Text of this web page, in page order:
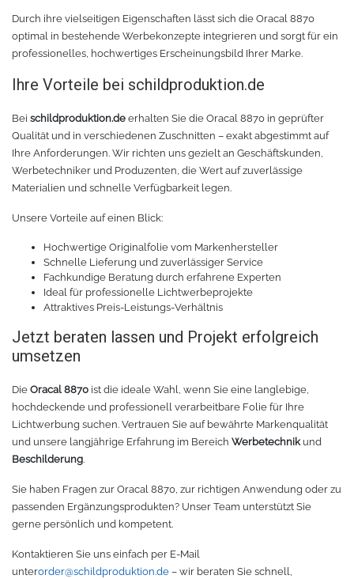
Solar Silber
Farbkarte
Sublimationsmedien
Filament für 3D-Druck
PLA
PETG
ABS
TPU
Spezielle Filamente
Materialien für die Stickerei
Materialien für Laser
Finer
Zubehör Schneideplotter
Tinte
Sublimationsfarbe
Solvent Tinte
Direct to Film Tinte
Direct-to-Film Folie und Kleber
3D Drucker Zubehör
Verschiedenes 3D Drucker Zubehör
3D-Drucker Bauplatte
Durch ihre vielseitigen Eigenschaften lässt sich die Oracal 8870
optimal in bestehende Werbekonzepte integrieren und sorgt für ein
professionelles, hochwertiges Erscheinungsbild Ihrer Marke.
Ihre Vorteile bei schildproduktion.de
Bei schildproduktion.de erhalten Sie die Oracal 8870 in geprüfter
Qualität und in verschiedenen Zuschnitten – exakt abgestimmt auf
Ihre Anforderungen. Wir richten uns gezielt an Geschäftskunden,
Werbetechniker und Produzenten, die Wert auf zuverlässige
Materialien und schnelle Verfügbarkeit legen.
Unsere Vorteile auf einen Blick:
Hochwertige Originalfolie vom Markenhersteller
Schnelle Lieferung und zuverlässiger Service
Fachkundige Beratung durch erfahrene Experten
Ideal für professionelle Lichtwerbeprojekte
Attraktives Preis-Leistungs-Verhältnis
Jetzt beraten lassen und Projekt erfolgreich
umsetzen
Die Oracal 8870 ist die ideale Wahl, wenn Sie eine langlebige,
hochdeckende und professionell verarbeitbare Folie für Ihre
Lichtwerbung suchen. Vertrauen Sie auf bewährte Markenqualität
und unsere langjährige Erfahrung im Bereich Werbetechnikund
Beschilderung.
Sie haben Fragen zur Oracal 8870, zur richtigen Anwendung oder zu
passenden Ergänzungsprodukten? Unser Team unterstützt Sie
gerne persönlich und kompetent.
Kontaktieren Sie uns einfach per E-Mail
unterorder@schildproduktion.de – wir beraten Sie schnell,